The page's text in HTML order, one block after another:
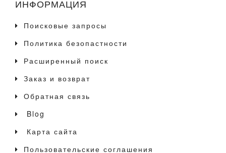
ИНФОРМАЦИЯ
Поисковые запросы
Политика безопастности
Расширенный поиск
Заказ и возврат
Обратная связь
Blog
Карта сайта
Пользовательские соглашения